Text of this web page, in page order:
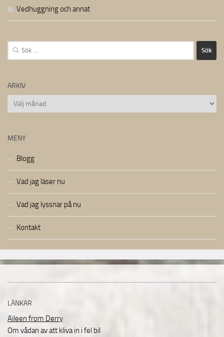
Vedhuggning och annat
Sök
efter:
ARKIV
Arkiv
MENY
Blogg
Vad jag läser nu
Vad jag lyssnar på nu
Kontakt
LÄNKAR
Aileen from Derry
Om vådan av att kliva in i fel bil